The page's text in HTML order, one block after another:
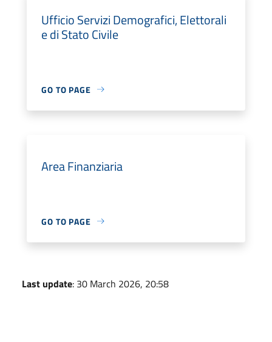
Ufficio Servizi Demografici, Elettorali
e di Stato Civile
GO TO PAGE
Area Finanziaria
GO TO PAGE
Last update: 30 March 2026, 20:58